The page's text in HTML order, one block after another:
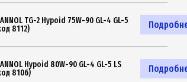
TG-2 Hypoid 75W-90 GL-4 GL-5
8112)
Hypoid 80W-90 GL-4 GL-5 LS
8106)